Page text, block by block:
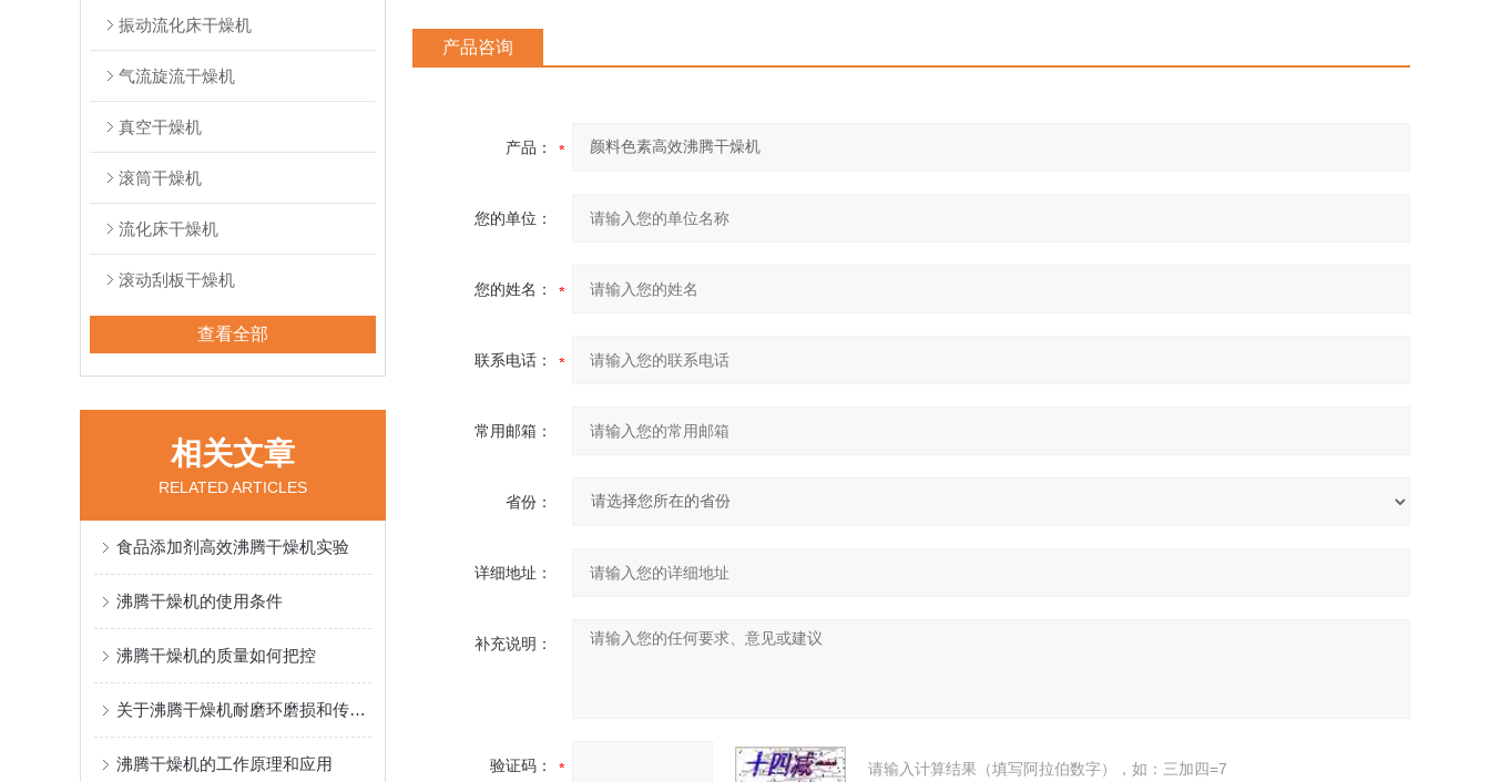
振动流化床干燥机
气流旋流干燥机
真空干燥机
滚筒干燥机
流化床干燥机
滚动刮板干燥机
查看全部
相关文章
RELATED ARTICLES
食品添加剂高效沸腾干燥机实验
沸腾干燥机的使用条件
沸腾干燥机的质量如何把控
关于沸腾干燥机耐磨环磨损和传动健磨损的故障与处理
沸腾干燥机的工作原理和应用
产品咨询
产品：
您的单位：
您的姓名：
联系电话：
常用邮箱：
省份：
详细地址：
补充说明：
验证码： 请输入计算结果（填写阿拉伯数字），如：三加四=7